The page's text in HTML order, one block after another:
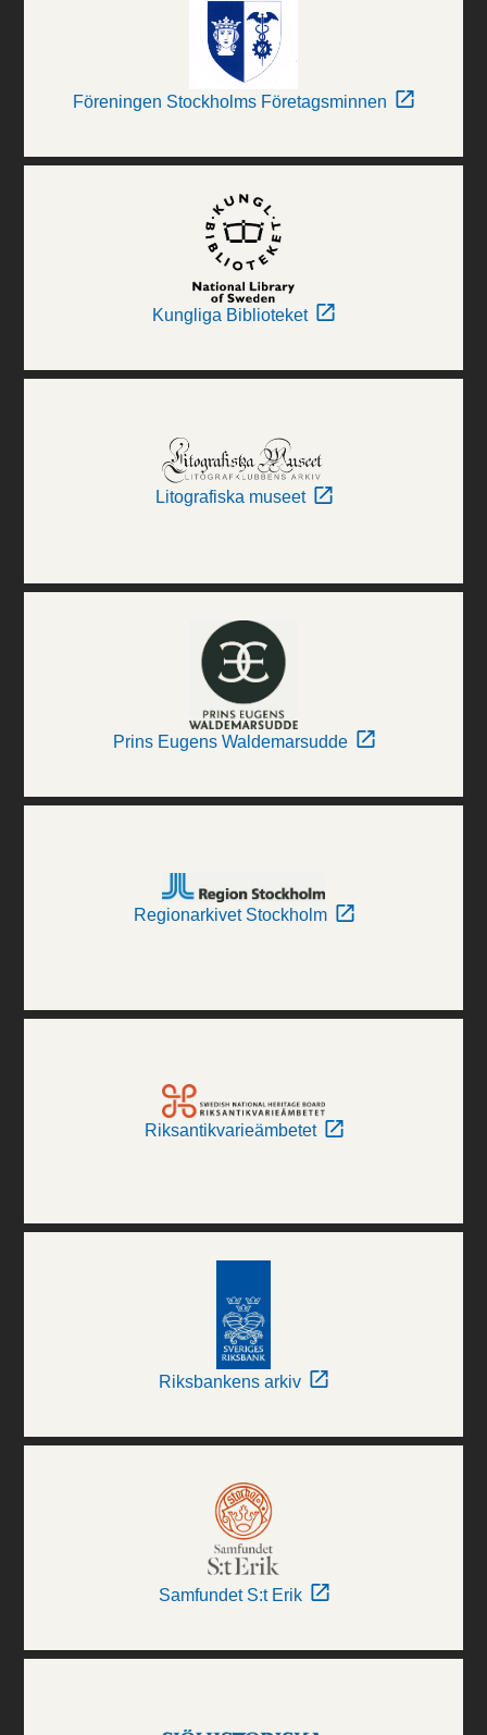
Föreningen Stockholms Företagsminnen
Kungliga Biblioteket
Litografiska museet
Prins Eugens Waldemarsudde
Regionarkivet Stockholm
Riksantikvarieämbetet
Riksbankens arkiv
Samfundet S:t Erik